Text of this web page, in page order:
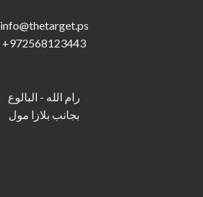
info@thetarget.ps
972568123443
+
رام الله - البالوع
بجانب بلازا مول